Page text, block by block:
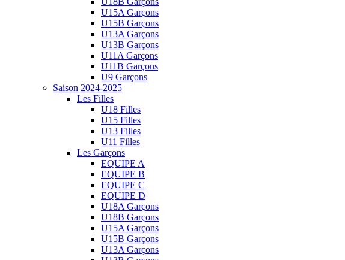
U15A Garçons
U15B Garçons
U13A Garçons
U13B Garçons
U11A Garçons
U11B Garçons
U9 Garçons
Saison 2024-2025
Les Filles
U18 Filles
U15 Filles
U13 Filles
U11 Filles
Les Garçons
EQUIPE A
EQUIPE B
EQUIPE C
EQUIPE D
U18A Garçons
U18B Garçons
U15A Garçons
U15B Garçons
U13A Garçons